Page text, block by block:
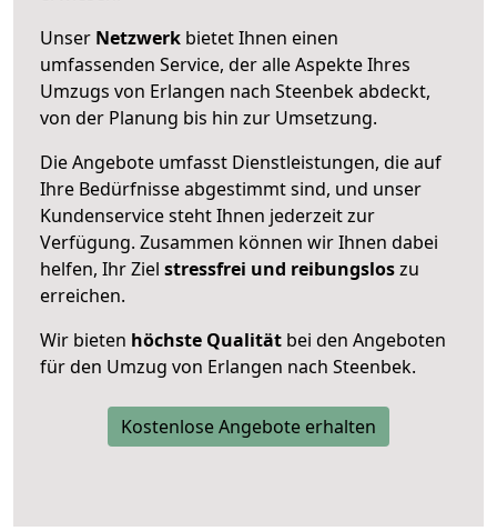
Unser Netzwerk bietet Ihnen einen
umfassenden Service, der alle Aspekte Ihres
Umzugs von Erlangen nach Steenbek abdeckt,
von der Planung bis hin zur Umsetzung.
Die Angebote umfasst Dienstleistungen, die auf
Ihre Bedürfnisse abgestimmt sind, und unser
Kundenservice steht Ihnen jederzeit zur
Verfügung. Zusammen können wir Ihnen dabei
helfen, Ihr Ziel stressfrei und reibungsloszu
erreichen.
Wir bieten höchste Qualität bei den Angeboten
für den Umzug von Erlangen nach Steenbek.
Kostenlose Angebote erhalten